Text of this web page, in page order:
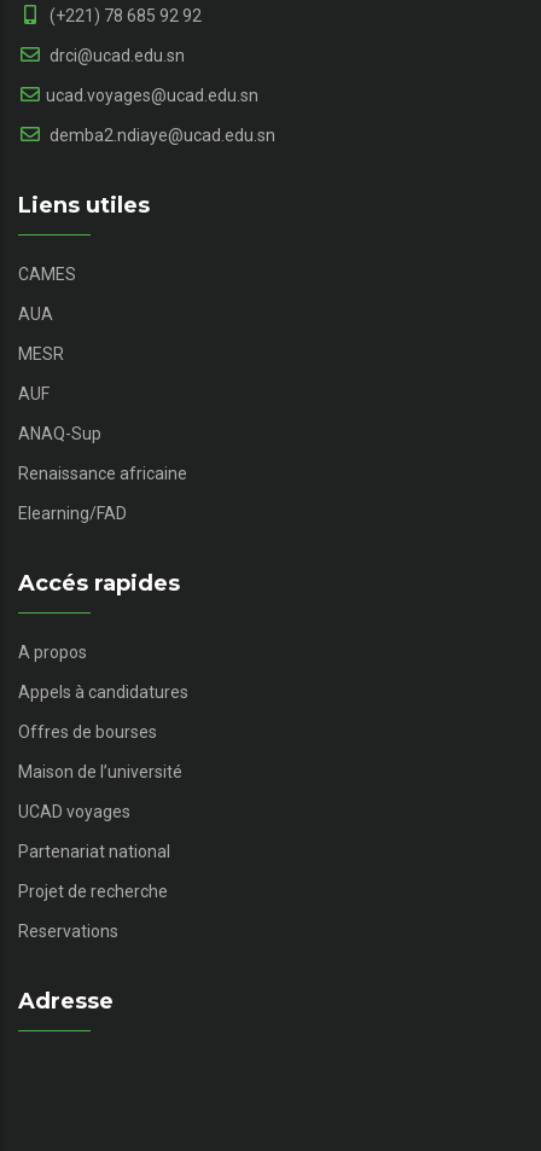
(+221) 78 685 92 92
drci@ucad.edu.sn
ucad.voyages@ucad.edu.sn
demba2.ndiaye@ucad.edu.sn
Liens utiles
CAMES
AUA
MESR
AUF
ANAQ-Sup
Renaissance africaine
Elearning/FAD
Accés rapides
A propos
Appels à candidatures
Offres de bourses
Maison de l’université
UCAD voyages
Partenariat national
Projet de recherche
Reservations
Adresse